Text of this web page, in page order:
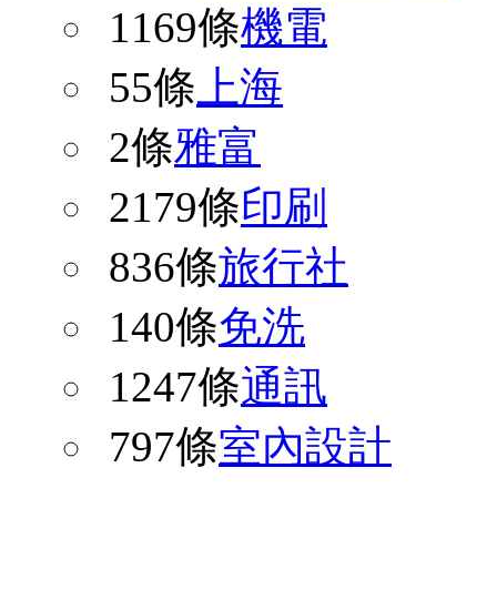
1169條機電
55條 上海
2條雅富
2179條印刷
836條旅行社
140條免洗
1247條通訊
797條室內設計